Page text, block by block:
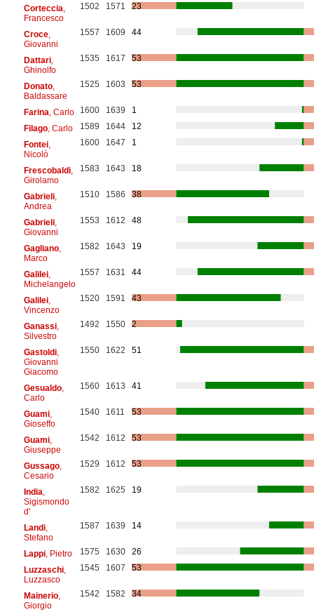
Corteccia
Francesco
1502 1571 23
Croce,
Giovanni
1557 1609 44
Dattari,
Ghinolfo
1535 1617 53
Donato,
Baldassare
1525 1603 53
Farina , Carlo 1600 1639
1
Filago, Carlo 1589 1644
12
Fontei,
Nicolò
1600 1647 1
Frescobaldi,
Girolamo
1583 1643 18
Gabrieli,
Andrea
1510 1586 38
Gabrieli,
Giovanni
1553 1612 48
Gagliano,
Marco
1582 1643 19
Galilei,
Michelangelo
1557 1631 44
Galilei,
Vincenzo
1520 1591 43
Ganassi,
Silvestro
1492 1550 2
Gastoldi,
Giovanni
Giacomo
1550 1622 51
Gesualdo,
Carlo
1560 1613 41
Guami,
Gioseffo
1540 1611 53
Guami,
Giuseppe
1542 1612 53
Gussago,
Cesario
1529 1612 53
India
Sigismondo
d'
1582 1625 19
Landi,
Stefano
1587 1639 14
Lappi, Pietro 1575 1630
26
Luzzaschi,
Luzzasco
1545 1607 53
Mainerio,
Giorgio
1542 1582 34